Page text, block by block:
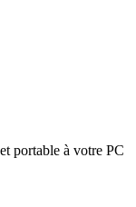
portable à votre PC